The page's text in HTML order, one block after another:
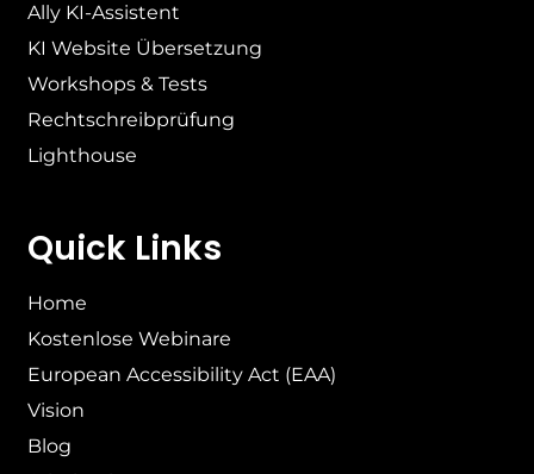
Ally KI-Assistent
KI Website Übersetzung
Workshops & Tests
Rechtschreibprüfung
Lighthouse
Quick Links
Home
Kostenlose Webinare
European Accessibility Act (EAA)
Vision
Blog